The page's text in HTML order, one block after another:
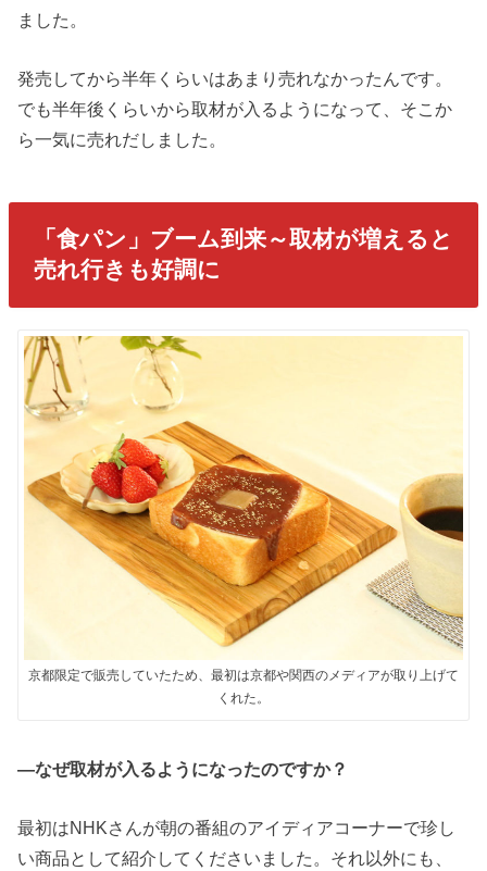
ました。
発売してから半年くらいはあまり売れなかったんです。
でも半年後くらいから取材が入るようになって、そこか
ら一気に売れだしました。
「食パン」ブーム到来～取材が増えると
売れ行きも好調に
京都限定で販売していたため、最初は京都や関西のメディアが取り上げて
くれた。
―なぜ取材が入るようになったのですか？
最初はNHKさんが朝の番組のアイディアコーナーで珍し
い商品として紹介してくださいました。それ以外にも、